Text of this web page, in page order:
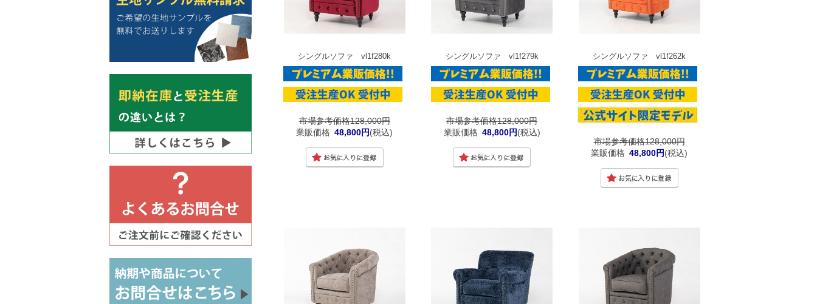
シングルソファ vl1f280k
市場参考価格128,000円
業販価格 48,800円(税込)
シングルソファ vl1f279k
市場参考価格128,000円
業販価格 48,800円(税込)
シングルソファ vl1f262k
市場参考価格128,000円
業販価格 48,800円(税込)